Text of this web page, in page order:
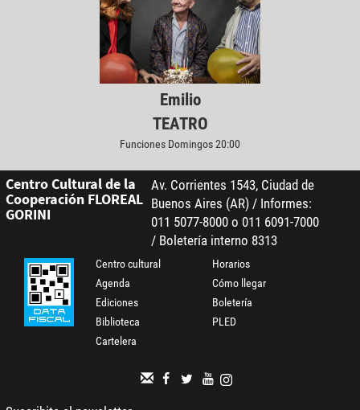
Emilio
TEATRO
Funciones Domingos 20:00
Centro Cultural de la
Cooperación FLOREAL
GORINI
Av. Corrientes 1543, Ciudad de
Buenos Aires (AR) / Informes:
011 5077-8000 o 011 6091-7000
/ Boletería interno 8313
Centro cultural
Agenda
Ediciones
Biblioteca
Cartelera
Horarios
Cómo llegar
Boletería
PLED